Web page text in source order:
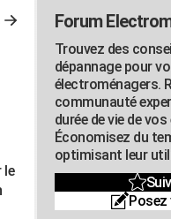
le
Forum
Trouvez des
dépannage pour
électroménagers.
communauté
durée de vie de
Économisez du
optimisant leur